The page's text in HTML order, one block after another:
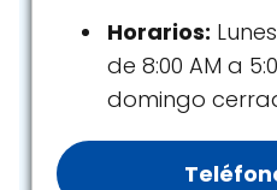
Horarios:
de 8:00 AM a
domingo